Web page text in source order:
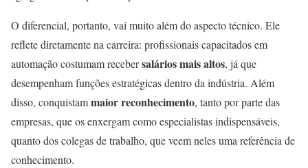
O diferencial, portanto, vai muito além do aspecto técnico. Ele
reflete diretamente na carreira: profissionais capacitados em
automação costumam recebersalários mais altos, já que
desempenham funções estratégicas dentro da indústria. Além
disso, conquistammaior reconhecimento, tanto por parte das
empresas, que os enxergam como especialistas indispensáveis,
quanto dos colegas de trabalho, que veem neles uma referência de
conhecimento.